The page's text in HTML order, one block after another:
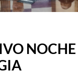
NOCHE